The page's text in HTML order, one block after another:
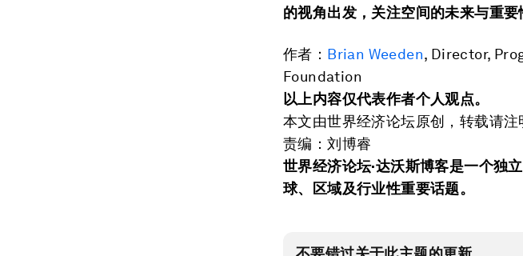
的视角出发 ， 关注空间的未来与重要
作者： Brian Weeden, Director,
Foundation
以上内容仅代表作者个人观点。
本文由世界经济论坛原创，转载请注
责编：刘博睿
世界经济论坛·达沃斯博客是一个独
球、区域及行业性重要话题。